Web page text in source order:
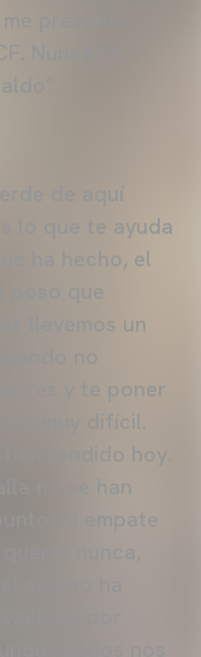
presentó
Nunca he
de aquí
lo que te ayuda
ha hecho, el
que
llevemos un
no
y te poner
es muy difícil.
rendido hoy.
no se han